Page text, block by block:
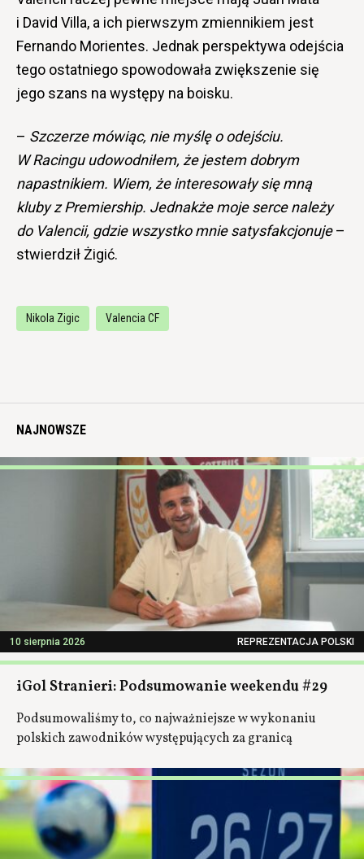
i David Villa, a ich pierwszym zmiennikiem jest
Fernando Morientes. Jednak perspektywa odejścia
tego ostatniego spowodowała zwiększenie się
jego szans na występy na boisku.
– Szczerze mówiąc, nie myślę o odejściu.
W Racingu udowodniłem, że jestem dobrym
napastnikiem. Wiem, że interesowały się mną
kluby z Premiership. Jednakże moje serce należy
do Valencii, gdzie wszystko mnie satysfakcjonuje–
stwierdził Żigić.
Nikola Zigic Valencia CF
NAJNOWSZE
10 sierpnia 2026 REPREZENTACJA POLSKI
iGol Stranieri: Podsumowanie weekendu #29
Podsumowaliśmy to, co najważniejsze w wykonaniu
polskich zawodników występujących za granicą